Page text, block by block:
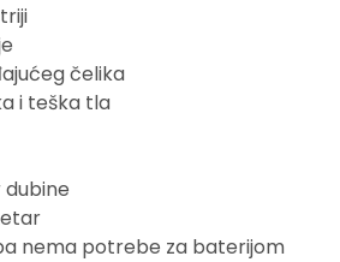
čelika
i teška tla
dubine
nema potrebe za baterijom